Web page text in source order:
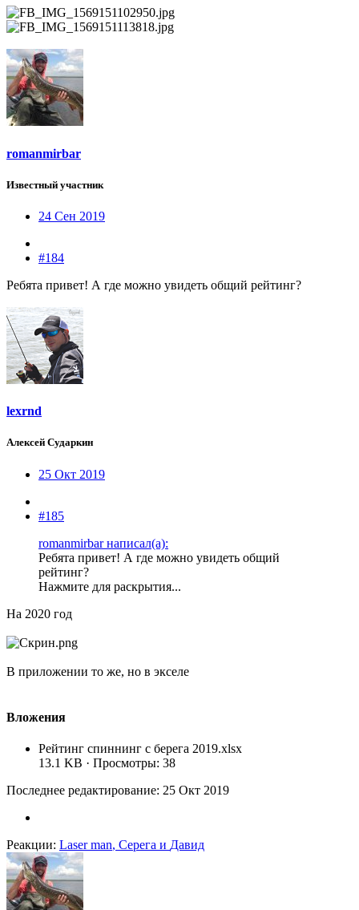
romanmirbar
Известный участник
24 Сен 2019
#184
Ребята привет! А где можно увидеть общий рейтинг?
lexrnd
Алексей Сударкин
25 Окт 2019
#185
romanmirbar написал(а):
Ребята привет! А где можно увидеть общий
рейтинг?
Нажмите для раскрытия...
На 2020 год
В приложении то же, но в экселе
Вложения
Рейтинг спиннинг с берега 2019.xlsx
13.1 KB · Просмотры: 38
Последнее редактирование: 25 Окт 2019
Реакции: Laser man, Серега и Давид